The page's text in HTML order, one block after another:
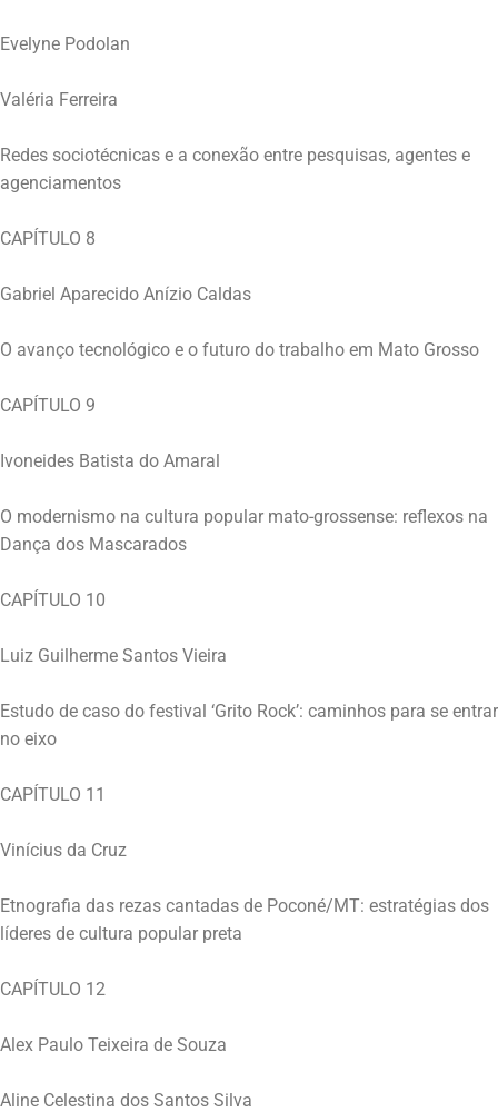
Evelyne Podolan
Valéria Ferreira
Redes sociotécnicas e a conexão entre pesquisas, agentes e
agenciamentos
CAPÍTULO 8
Gabriel Aparecido Anízio Caldas
O avanço tecnológico e o futuro do trabalho em Mato Grosso
CAPÍTULO 9
Ivoneides Batista do Amaral
O modernismo na cultura popular mato-grossense: reflexos na
Dança dos Mascarados
CAPÍTULO 10
Luiz Guilherme Santos Vieira
Estudo de caso do festival ‘Grito Rock’: caminhos para se entrar
no eixo
CAPÍTULO 11
Vinícius da Cruz
Etnografia das rezas cantadas de Poconé/MT: estratégias dos
líderes de cultura popular preta
CAPÍTULO 12
Alex Paulo Teixeira de Souza
Aline Celestina dos Santos Silva